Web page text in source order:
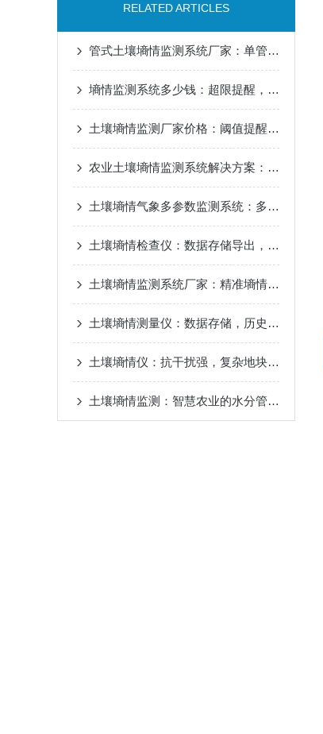
RELATED ARTICLES
管式土壤墒情监测系统厂家：单管多层集成，一体化埋装设计，快速布设
墒情监测系统多少钱：超限提醒，按需精准节水灌溉，种植基地增产降本
土壤墒情监测厂家价格：阈值提醒报警，避免干旱涝害风险
农业土壤墒情监测系统解决方案：全流程数字化管理，助力旱作农业丰产增收
土壤墒情气象多参数监测系统：多参数智能整合，作物生长环境优化
土壤墒情检查仪：数据存储导出，墒情分析高效便捷
土壤墒情监测系统厂家：精准墒情分析，节水灌溉高效助力
土壤墒情测量仪：数据存储，历史墒情趋势分析
土壤墒情仪：抗干扰强，复杂地块精准测量
土壤墒情监测：智慧农业的水分管理导航仪